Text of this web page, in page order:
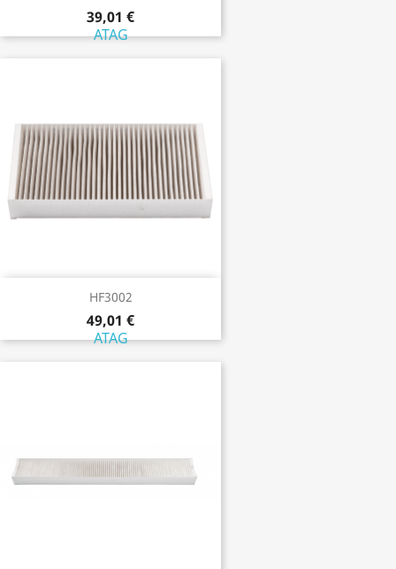
39,01 €
ATAG
HF3002
49,01 €
ATAG